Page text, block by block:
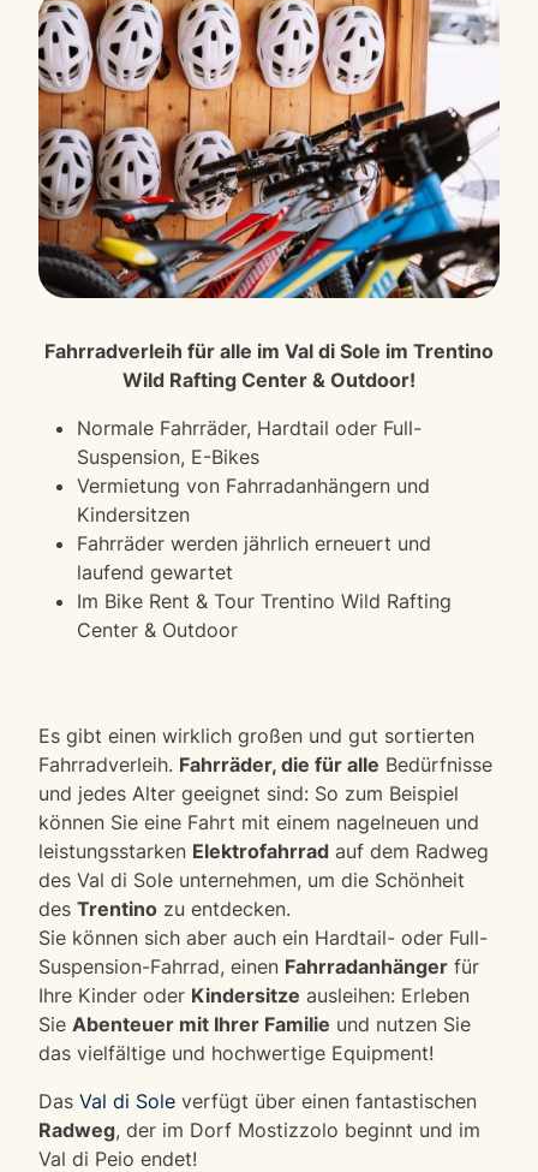
Fahrradverleih für alle im Val di Sole im Trentino
Wild Rafting Center & Outdoor!
Normale Fahrräder, Hardtail oder Full-
Suspension, E-Bikes
Vermietung von Fahrradanhängern und
Kindersitzen
Fahrräder werden jährlich erneuert und
laufend gewartet
Im Bike Rent & Tour Trentino Wild Rafting
Center & Outdoor
Es gibt einen wirklich großen und gut sortierten
Fahrradverleih. Fahrräder, die für alle Bedürfnisse
und jedes Alter geeignet sind: So zum Beispiel
können Sie eine Fahrt mit einem nagelneuen und
leistungsstarken Elektrofahrrad auf dem Radweg
des Val di Sole unternehmen, um die Schönheit
des Trentino zu entdecken.
Sie können sich aber auch ein Hardtail- oder Full-
Suspension-Fahrrad, einen Fahrradanhänger für
Ihre Kinder oder Kindersitze ausleihen: Erleben
Sie Abenteuer mit Ihrer Familie und nutzen Sie
das vielfältige und hochwertige Equipment!
Das Val di Sole verfügt über einen fantastischen
Radweg, der im Dorf Mostizzolo beginnt und im
Val di Peio endet!